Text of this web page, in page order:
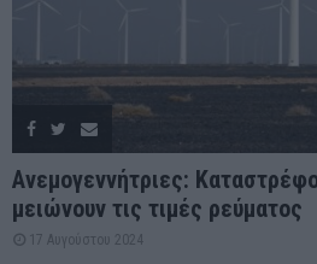
Ανεμογεννήτριες:
μειώνουν τις τιμές ρεύματος
17 Αυγούστου 2024